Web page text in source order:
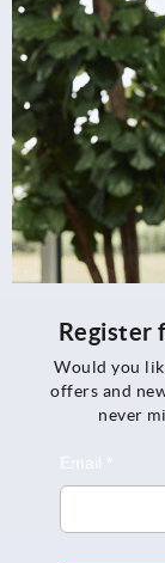
Register
Would you
offers and
never